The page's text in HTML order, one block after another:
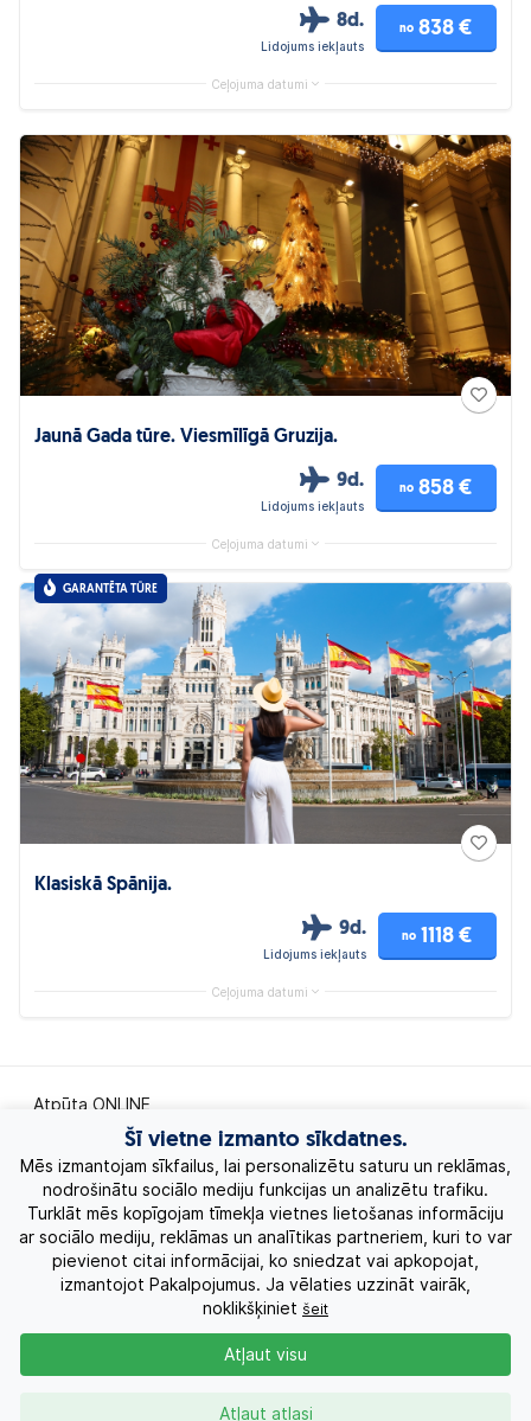
8d.
Lidojums iekļauts
no 838 €
Ceļojuma datumi
Jaunā Gada tūre. Viesmīlīgā Gruzija.
9d.
Lidojums iekļauts
no 858 €
Ceļojuma datumi
GARANTĒTA TŪRE
Klasiskā Spānija.
9d.
Lidojums iekļauts
no 1118 €
Ceļojuma datumi
Atpūta ONLINE
Ekskursiju ceļojumi
Eksotiskie ceļojumi
Labākie piedāvājumi
Kruīzi
Šī vietne izmanto sīkdatnes.
Mēs izmantojam sīkfailus, lai personalizētu saturu un reklāmas,
nodrošinātu sociālo mediju funkcijas un analizētu trafiku.
Turklāt mēs kopīgojam tīmekļa vietnes lietošanas informāciju
ar sociālo mediju, reklāmas un analītikas partneriem, kuri to var
pievienot citai informācijai, ko sniedzat vai apkopojat,
izmantojot Pakalpojumus. Ja vēlaties uzzināt vairāk,
noklikšķiniet šeit
Atļaut atlasi
Atļaut visu